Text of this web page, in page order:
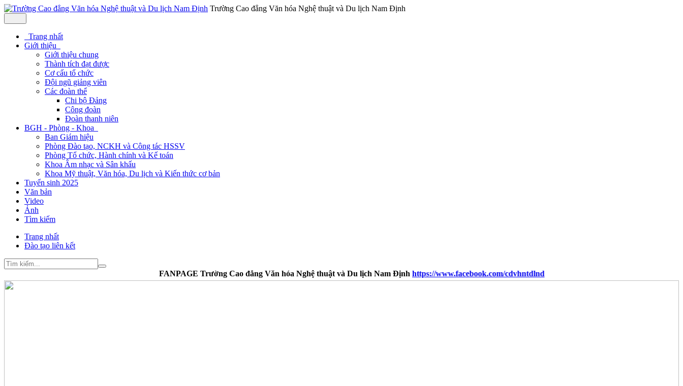
Trường Cao đẳng Văn hóa Nghệ thuật và Du lịch Nam Định
Trang nhất
Giới thiệu
Giới thiệu chung
Thành tích đạt được
Cơ cấu tổ chức
Đội ngũ giảng viên
Các đoàn thể
Chi bộ Đảng
Công đoàn
Đoàn thanh niên
BGH - Phòng - Khoa
Ban Giám hiệu
Phòng Đào tạo, NCKH và Công tác HSSV
Phòng Tổ chức, Hành chính và Kế toán
Khoa Âm nhạc và Sân khấu
Khoa Mỹ thuật, Văn hóa, Du lịch và Kiến thức cơ bản
Tuyển sinh 2025
Văn bản
Video
Ảnh
Tìm kiếm
Trang nhất
Đào tạo liên kết
FANPAGE Trường Cao đẳng Văn hóa Nghệ thuật và Du lịch Nam Địnhhttps://www.facebook.com/cdvhntdlnd